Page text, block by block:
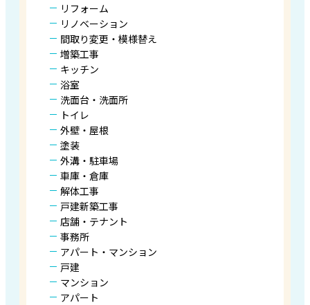
リフォーム
リノベーション
間取り変更・模様替え
増築工事
キッチン
浴室
洗面台・洗面所
トイレ
外壁・屋根
塗装
外溝・駐車場
車庫・倉庫
解体工事
戸建新築工事
店舗・テナント
事務所
アパート・マンション
戸建
マンション
アパート